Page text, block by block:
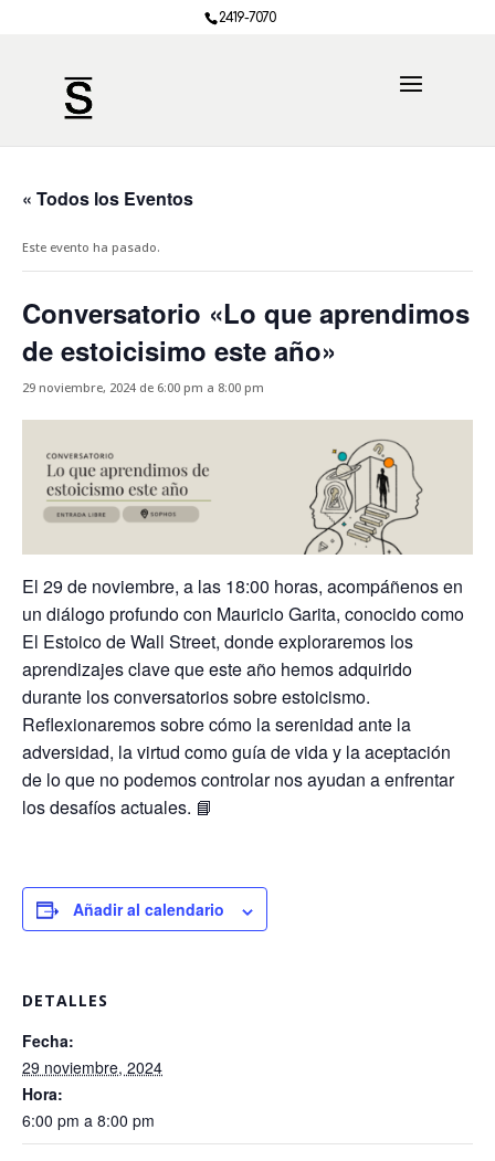
2419-7070
« Todos los Eventos
Este evento ha pasado.
Conversatorio «Lo que aprendimos
de estoicisimo este año»
29 noviembre, 2024 de 6:00 pm a 8:00 pm
El 29 de noviembre, a las 18:00 horas, acompáñenos en
un diálogo profundo con Mauricio Garita, conocido como
El Estoico de Wall Street, donde exploraremos los
aprendizajes clave que este año hemos adquirido
durante los conversatorios sobre estoicismo.
Reflexionaremos sobre cómo la serenidad ante la
adversidad, la virtud como guía de vida y la aceptación
de lo que no podemos controlar nos ayudan a enfrentar
los desafíos actuales. 📘
Añadir al calendario
DETALLES
Fecha:
29 noviembre, 2024
Hora:
6:00 pm a 8:00 pm